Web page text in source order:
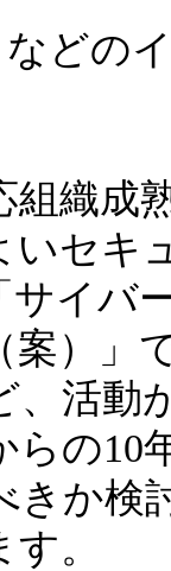
どの
組織
いセキ
サイバ
）」
、活動
の10
きか検
。